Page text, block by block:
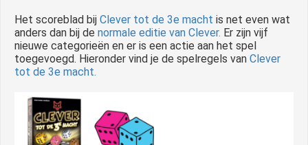
Het scoreblad bij Clever tot de 3e macht is net even wat
anders dan bij de normale editie van Clever. Er zijn vijf
nieuwe categorieën en er is een actie aan het spel
toegevoegd. Hieronder vind je de spelregels van Clever
tot de 3e macht.